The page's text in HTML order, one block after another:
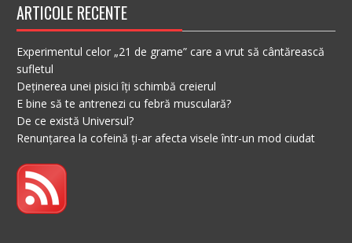
ARTICOLE RECENTE
Experimentul celor „21 de grame” care a vrut să cântărească
sufletul
Deținerea unei pisici îți schimbă creierul
E bine să te antrenezi cu febră musculară?
De ce există Universul?
Renunțarea la cofeină ți-ar afecta visele într-un mod ciudat